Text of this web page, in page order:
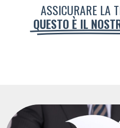
ASSICURARE LA
QUESTO È IL